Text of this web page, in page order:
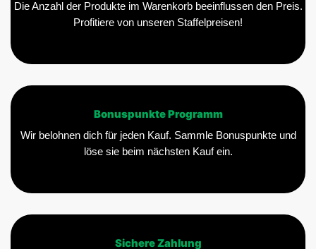
Die Anzahl der Produkte im Warenkorb beeinflussen den Preis.
Profitiere von unseren Staffelpreisen!
Bonuspunkte Programm
Wir belohnen dich für jeden Kauf. Sammle Bonuspunkte und
löse sie beim nächsten Kauf ein.
Sichere Zahlung